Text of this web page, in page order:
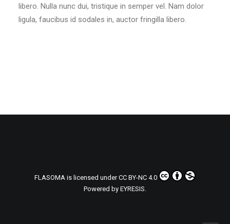
libero. Nulla nunc dui, tristique in semper vel. Nam dolor
ligula, faucibus id sodales in, auctor fringilla libero.
FLASOMA is licensed underCC BY-NC 4.0
Powered by EYRESIS.